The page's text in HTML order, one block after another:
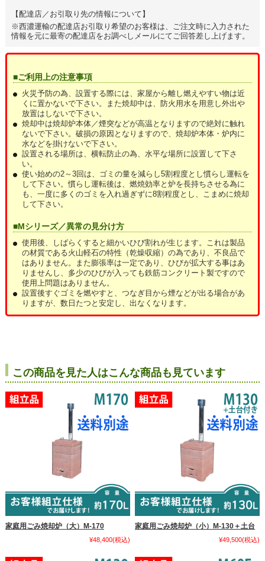
【配達店／お引取り先の情報について】
※西濃運輸の配達店お引取り希望のお客様は、ご注文時に入力された
情報を元に最寄の配達店をお調べしメールにてご回答差し上げます。
■ご利用上の注意事項
火災予防の為、設置する際には、家屋から離し燃えやすい物は近
くに置かないで下さい。また焼却中は、防火用水を用意し外出や
放置はしないで下さい。
焼却中は焼却炉本体／煙突などが高温となりますので絶対に触れ
ないで下さい。破損の原因となりますので、焼却炉本体・炉内に
水などを掛けないで下さい。
設置される場所は、横転防止の為、水平な場所に設置して下さ
い。
使い始めの2～3回は、ゴミの量を減らし5割程度とし慣らし運転を
して下さい。慣らし運転後は、燃焼効率と炉を長持ちさせる為に
も、一度に多くのゴミを入れ過ぎずに8割程度とし、こまめに焼却
して下さい。
■Mシリーズ／異常の見分け方
使用後、しばらくすると細かいひび割れが生じます。これは製品
の材質である火山軽石の特性（乾燥収縮）の為であり、不良品で
はありません。また膨張率は一定であり、ひびが拡大する事はあ
りませんし、多少のひびが入っても鉄筋コンクリート製ですので
使用上問題はありません。
設置後すぐゴミを燃やすと、つなぎ目から煙などが出る場合があ
りますが、数日たつと安定し、出なくなります。
この商品を見た人はこんな商品も見ています
家庭用ごみ焼却炉（大）M-170
¥48,400(税込)
家庭用ごみ焼却炉（小）M-130＋土台
¥49,500(税込)